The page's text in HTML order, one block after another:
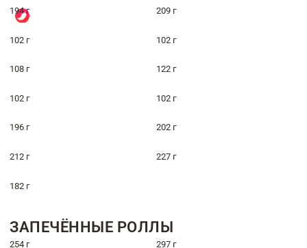
194 г 209 г
102 г 102 г
108 г 122 г
102 г 102 г
196 г 202 г
212 г 227 г
182 г
ЗАПЕЧЁННЫЕ РОЛЛЫ
254 г 297 г